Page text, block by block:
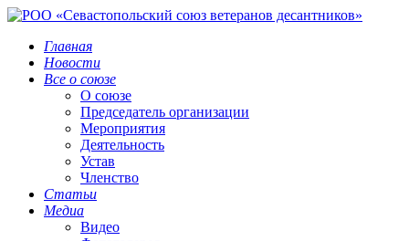
Главная
Новости
Все о союзе
О союзе
Председатель организации
Мероприятия
Деятельность
Устав
Членство
Статьи
Медиа
Видео